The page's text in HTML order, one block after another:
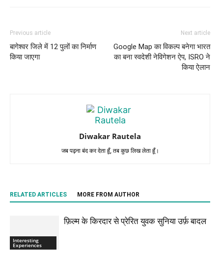
Previous article
बागेश्वर जिले में 12 पुलों का निर्माण
किया जाएगा
Next article
Google Map का विकल्प बनेगा भारत
का बना स्वदेशी नेविगेशन ऐप, ISRO ने
किया ऐलान
Diwakar Rautela
जब पढ़ना बंद कर देता हूँ, तब कुछ लिख लेता हूँ।
RELATED ARTICLES MORE FROM AUTHOR
Interesting
Experiences
फ़िल्म के किरदार से प्रेरित युवक सुनिया उर्फ़ बादल